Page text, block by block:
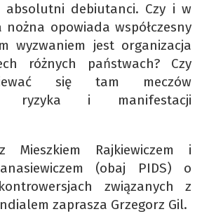
absolutni debiutanci. Czy i w
nożna opowiada współczesny
wyzwaniem jest organizacja
różnych państwach? Czy
się tam meczów
ryzyka i manifestacji
Mieszkiem Rajkiewiczem i
(obaj PIDS) o
związanych z
zaprasza Grzegorz Gil.